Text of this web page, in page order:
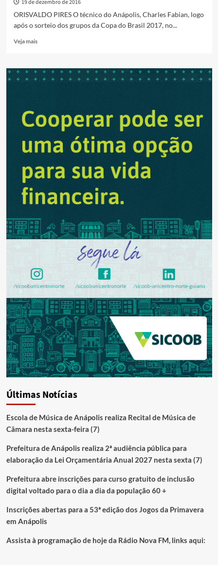
19 de dezembro de 2016
ORISVALDO PIRES O técnico do Anápolis, Charles Fabian, logo
após o sorteio dos grupos da Copa do Brasil 2017, no...
Veja maisRead
Técnico
do
Bragantino
será
duro
Últimas Notícias
Escola de Música de Anápolis realiza Recital de Música de
Câmara nesta sexta-feira (7)
Prefeitura de Anápolis realiza 2ª audiência pública para
elaboração da Lei Orçamentária Anual 2027 nesta sexta (7)
Prefeitura abre inscrições para curso gratuito de inclusão
digital voltado para o dia a dia da população 60 +
Inscrições abertas para a 53ª edição dos Jogos da Primavera
em Anápolis
Assista à programação de hoje da Rádio Nova FM, links aqui: